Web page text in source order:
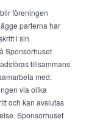
föreningen
parterna har
i sin
Sponsorhuset
tillsammans
med.
via olika
och kan avslutas
Sponsorhuset